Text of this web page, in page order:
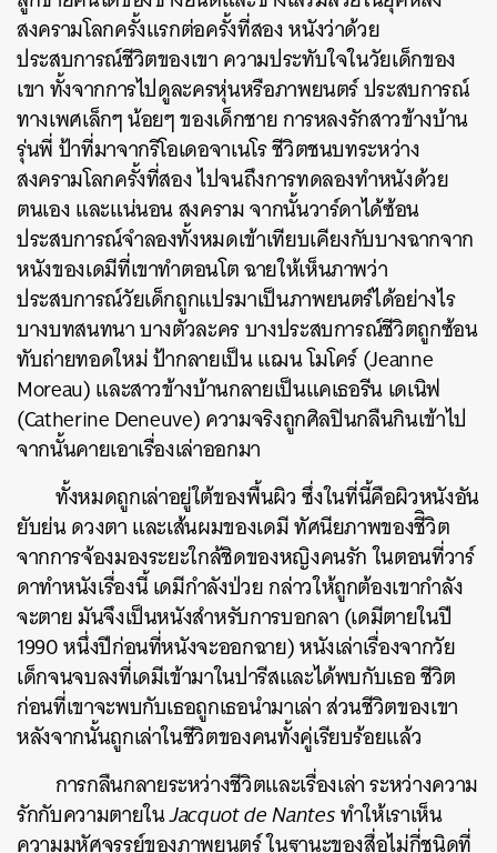
สงครามโลกครั้งแรกต่อครั้งที่สอง หนังว่าด้วย
ประสบการณ์ชีวิตของเขา ความประทับใจในวัยเด็กของ
เขา ทั้งจากการไปดูละครหุ่นหรือภาพยนตร์ ประสบการณ์
ทางเพศเล็กๆ น้อยๆ ของเด็กชาย การหลงรักสาวข้างบ้าน
รุ่นพี่ ป้าที่มาจากริโอเดอจาเนโร ชีวิตชนบทระหว่าง
สงครามโลกครั้งที่สอง ไปจนถึงการทดลองทำหนังด้วย
ตนเอง และแน่นอน สงคราม จากนั้นวาร์ดาได้ซ้อน
ประสบการณ์จำลองทั้งหมดเข้าเทียบเคียงกับบางฉากจาก
หนังของเดมีที่เขาทำตอนโต ฉายให้เห็นภาพว่า
ประสบการณ์วัยเด็กถูกแปรมาเป็นภาพยนตร์ได้อย่างไร
บางบทสนทนา บางตัวละคร บางประสบการณ์ชีวิตถูกซ้อน
ทับถ่ายทอดใหม่ ป้ากลายเป็น แฌน โมโคร์ (Jeanne
Moreau) และสาวข้างบ้านกลายเป็นแคเธอรีน เดเนิฟ
(Catherine Deneuve) ความจริงถูกศิลปินกลืนกินเข้าไป
จากนั้นคายเอาเรื่องเล่าออกมา
ทั้งหมดถูกเล่าอยู่ใต้ของพื้นผิว ซึ่งในที่นี้คือผิวหนังอัน
ยับย่น ดวงตา และเส้นผมของเดมี ทัศนียภาพของชีิวิต
จากการจ้องมองระยะใกล้ชิดของหญิงคนรัก ในตอนที่วาร์
ดาทำหนังเรื่องนี้ เดมีกำลังป่วย กล่าวให้ถูกต้องเขากำลัง
จะตาย มันจึงเป็นหนังสำหรับการบอกลา (เดมีตายในปี
1990 หนึ่งปีก่อนที่หนังจะออกฉาย) หนังเล่าเรื่องจากวัย
เด็กจนจบลงที่เดมีเข้ามาในปารีสและได้พบกับเธอ ชีวิต
ก่อนที่เขาจะพบกับเธอถูกเธอนำมาเล่า ส่วนชีวิตของเขา
หลังจากนั้นถูกเล่าในชีวิตของคนทั้งคู่เรียบร้อยแล้ว
การกลืนกลายระหว่างชีวิตและเรื่องเล่า ระหว่างความ
รักกับความตายในJacquot de Nantesทำให้เราเห็น
ความมหัศจรรย์ของภาพยนตร์ ในฐานะของสื่อไม่กี่ชนิดที่